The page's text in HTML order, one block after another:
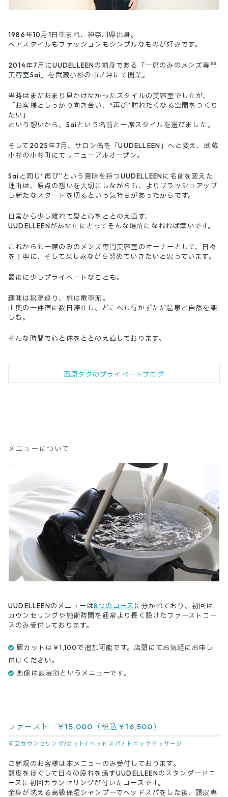
1986年10月1日生まれ、神奈川県出身。
ヘアスタイルもファッションもシンプルなものが好みです。
2014年7月にUUDELLEENの前身である「一席のみのメンズ専門
美容室Sai」を武蔵小杉の市ノ坪にて開業。
当時はまだあまり見かけなかったスタイルの美容室でしたが、
「お客様としっかり向き合い、“再び”訪れたくなる空間をつくり
たい」
という想いから、Saiという名前と一席スタイルを選びました。
そして2025年7月、サロン名を「UUDELLEEN」へと変え、武蔵
小杉の小杉町にてリニューアルオープン。
Saiと同じ“再び”という意味を持つUUDELLEENに名前を変えた
理由は、原点の想いを大切にしながらも、よりブラッシュアップ
し新たなスタートを切るという気持ちがあったからです。
日常から少し離れて髪と心をととのえ直す、
UUDELLEENがあなたにとってそんな場所になれれば幸いです。
これからも一席のみのメンズ専門美容室のオーナーとして、日々
を丁寧に、そして楽しみながら努めていきたいと思っています。
最後に少しプライベートなことも。
趣味は秘湯巡り、旅は電車派。
山奥の一件宿に数日滞在し、どこへも行かずただ温泉と自然を楽
しむ。
そんな時間で心と体をととのえ直しております。
西原タクのプライベートブログ
メニューについて
UUDELLEENのメニューは8つのコースに分かれており、初回は
カウンセリングや施術時間を通常より長く設けたファーストコー
スのみ受付しております。
眉カットは￥1,100で追加可能です。店頭にてお気軽にお申し
付けください。
画像は頭浸浴というメニューです。
ファースト ￥15,000（税込￥16,500）
初回カウンセリング/カット/ ヘッドスパ / トニックマッサージ
ご新規のお客様は本メニューのみ受付しております。
頭皮をほぐして日々の疲れを癒すUUDELLEENのスタンダードコ
ースに初回カウンセリングが付いたコースです。
全身が洗える高級保湿シャンプーでヘッドスパをした後、頭皮専